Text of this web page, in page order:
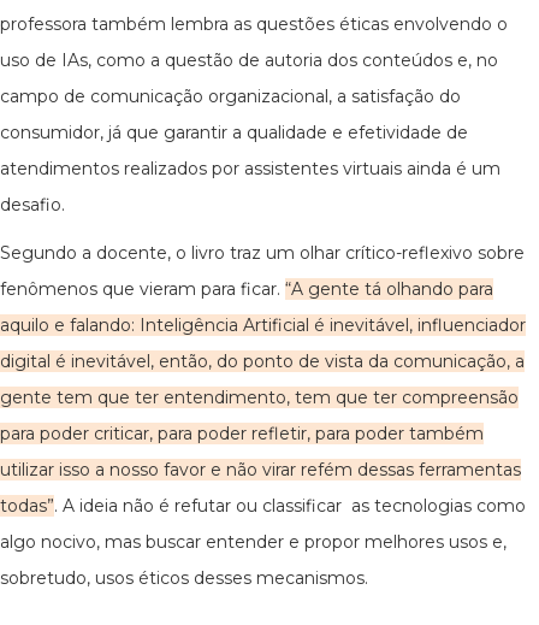
professora também lembra as questões éticas envolvendo o
uso de IAs, como a questão de autoria dos conteúdos e, no
campo de comunicação organizacional, a satisfação do
consumidor, já que garantir a qualidade e efetividade de
atendimentos realizados por assistentes virtuais ainda é um
desafio.
Segundo a docente, o livro traz um olhar crítico-reflexivo sobre
fenômenos que vieram para ficar. “A gente tá olhando para
aquilo e falando: Inteligência Artificial é inevitável, influenciador
digital é inevitável, então, do ponto de vista da comunicação, a
gente tem que ter entendimento, tem que ter compreensão
para poder criticar, para poder refletir, para poder também
utilizar isso a nosso favor e não virar refém dessas ferramentas
todas”. A ideia não é refutar ou classificar as tecnologias como
algo nocivo, mas buscar entender e propor melhores usos e,
sobretudo, usos éticos desses mecanismos.